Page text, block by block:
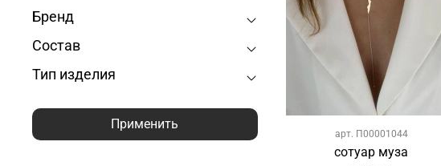
арт. П00001044
сотуар муза
Бренд
Состав
Тип изделия
Применить